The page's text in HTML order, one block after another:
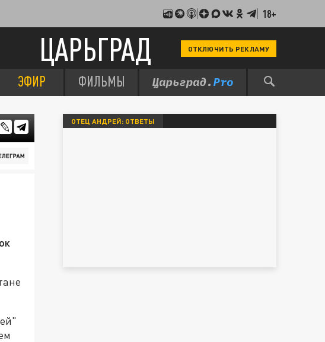
18+
ЦАРЬГРАД ОТКЛЮЧИТЬ РЕКЛАМУ
ЭФИР ФИЛЬМЫ
В РК
ОТЕЦ АНДРЕЙ: ОТВЕТЫ